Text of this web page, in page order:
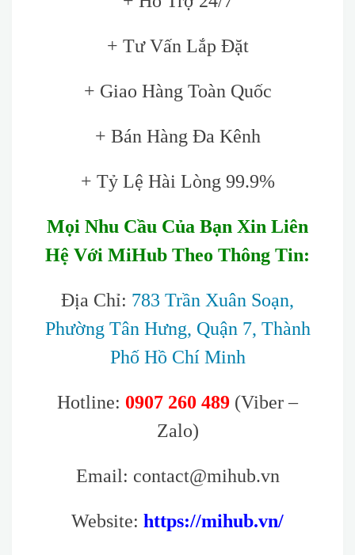
+ Tư Vấn Lắp Đặt
+ Giao Hàng Toàn Quốc
+ Bán Hàng Đa Kênh
+ Tỷ Lệ Hài Lòng 99.9%
Mọi Nhu Cầu Của Bạn Xin Liên
Hệ Với MiHub Theo Thông Tin:
Địa Chỉ: 783 Trần Xuân Soạn,
Phường Tân Hưng, Quận 7, Thành
Phố Hồ Chí Minh
Hotline: 0907 260 489 (Viber –
Zalo)
Email: contact@mihub.vn
Website: https://mihub.vn/